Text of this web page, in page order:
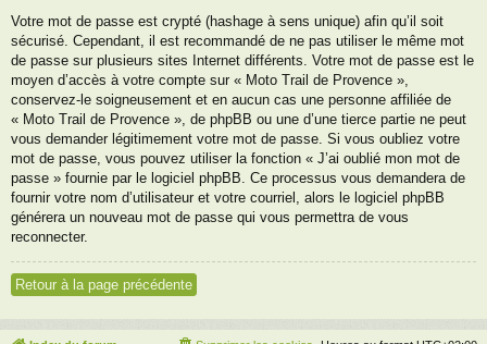
Votre mot de passe est crypté (hashage à sens unique) afin qu’il soit
sécurisé. Cependant, il est recommandé de ne pas utiliser le même mot
de passe sur plusieurs sites Internet différents. Votre mot de passe est le
moyen d’accès à votre compte sur « Moto Trail de Provence »,
conservez-le soigneusement et en aucun cas une personne affiliée de
« Moto Trail de Provence », de phpBB ou une d’une tierce partie ne peut
vous demander légitimement votre mot de passe. Si vous oubliez votre
mot de passe, vous pouvez utiliser la fonction « J’ai oublié mon mot de
passe » fournie par le logiciel phpBB. Ce processus vous demandera de
fournir votre nom d’utilisateur et votre courriel, alors le logiciel phpBB
générera un nouveau mot de passe qui vous permettra de vous
reconnecter.
Retour à la page précédente